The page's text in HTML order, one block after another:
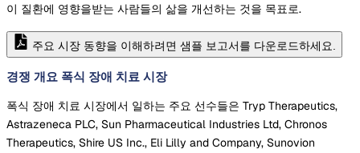
이 질환에 영향을받는 사람들의 삶을 개선하는 것을 목표로.
주요 시장 동향을 이해하려면 샘플 보고서를 다운로드하세요.
경쟁 개요 폭식 장애 치료 시장
폭식 장애 치료 시장에서 일하는 주요 선수들은 Tryp Therapeutics,
Astrazeneca PLC, Sun Pharmaceutical Industries Ltd, Chronos
Therapeutics, Shire US Inc., Eli Lilly and Company, Sunovion